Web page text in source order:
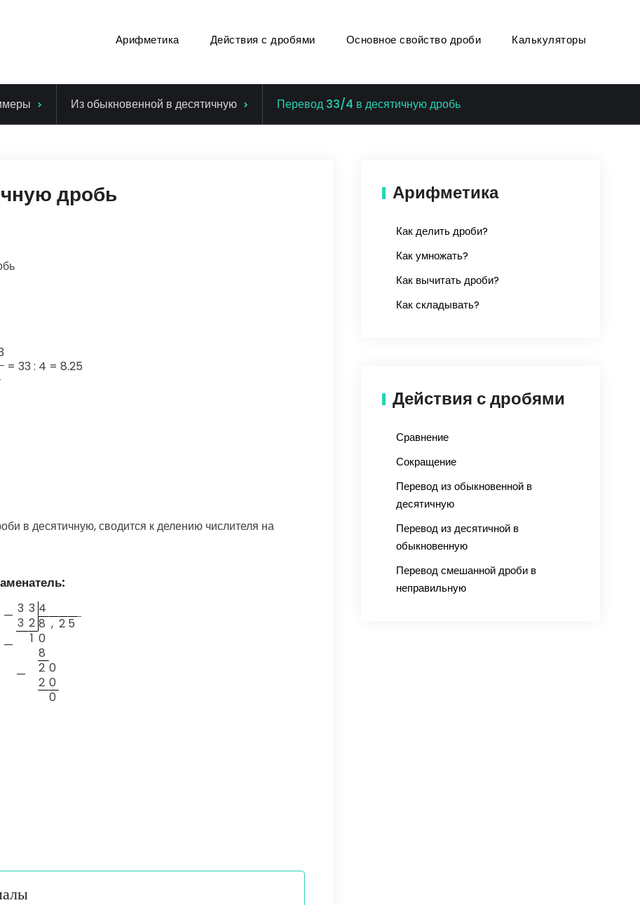
Арифметика Действия с дробями Основное свойство дроби Калькуляторы
Из обыкновенной в десятичную Перевод 33/4 в десятичную дробь
дробь
= 33 : 4 = 8.25
в десятичную, сводится к делению числителя на
— 3 3 4
3 2 8 , 2 5
—
1 0
8
—
2 0
2 0
0
Арифметика
Как делить дроби?
Как умножать?
Как вычитать дроби?
Как складывать?
Действия с дробями
Сравнение
Сокращение
Перевод из обыкновенной в
десятичную
Перевод из десятичной в
обыкновенную
Перевод смешанной дроби в
неправильную